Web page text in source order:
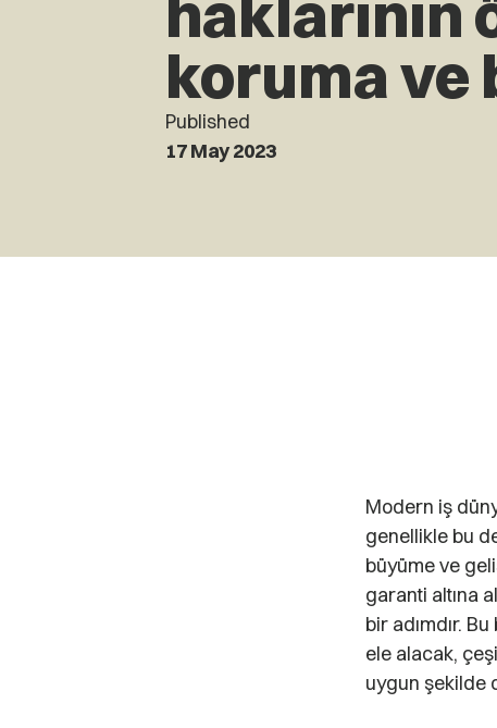
koruma ve
Published
17 May 2023
Modern iş
genellikle bu
büyüme ve
garanti altına
bir adımdır.
ele alacak,
uygun şekilde